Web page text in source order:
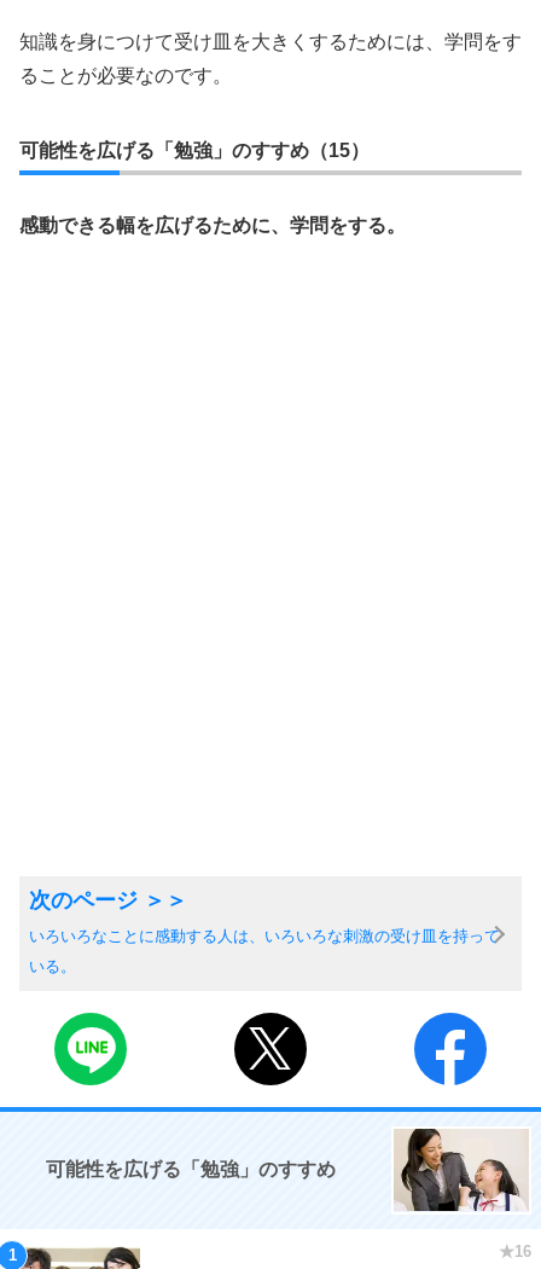
知識を身につけて受け皿を大きくするためには、学問をす
ることが必要なのです。
可能性を広げる「勉強」のすすめ（15）
感動できる幅を広げるために、学問をする。
いろいろなことに感動する人は、いろいろな刺激の受け皿を持って
いる。
可能性を広げる「勉強」のすすめ